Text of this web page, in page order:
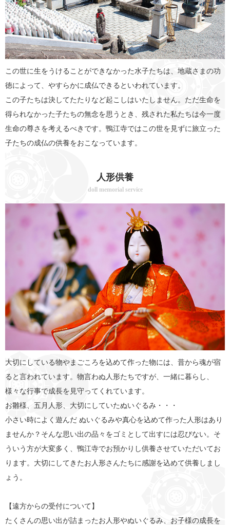
この世に生をうけることができなかった水子たちは、地蔵さまの功
徳によって、やすらかに成仏できるといわれています。
この子たちは決してたたりなど起こしはいたしません。ただ生命を
得られなかった子たちの無念を思うとき、残された私たちは今一度
生命の尊さを考えるべきです。鴨江寺ではこの世を見ずに旅立った
子たちの成仏の供養をおこなっています。
人形供養
doll memorial service
大切にしている物やまごころを込めて作った物には、昔から魂が宿
ると言われています。物言わぬ人形たちですが、一緒に暮らし、
様々な行事で成長を見守ってくれています。
お雛様、五月人形、大切にしていたぬいぐるみ・・・
小さい時によく遊んだ ぬいぐるみや真心を込めて作った人形はあり
ませんか？そんな思い出の品々をゴミとして出すには忍びない。そ
ういう方が大変多く、鴨江寺でお預かりし供養させていただいてお
ります。大切にしてきたお人形さんたちに感謝を込めて供養しまし
ょう。
【遠方からの受付について】
たくさんの思い出が詰まったお人形やぬいぐるみ、お子様の成長を